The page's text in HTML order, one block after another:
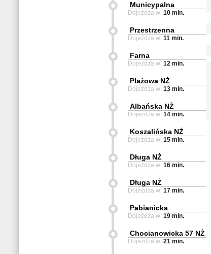
Municypalna
Dojeżdża w: 10 min.
Przestrzenna
Dojeżdża w: 11 min.
Farna
Dojeżdża w: 12 min.
Plażowa NŻ
Dojeżdża w: 13 min.
Albańska NŻ
Dojeżdża w: 14 min.
Koszalińska NŻ
Dojeżdża w: 15 min.
Długa NŻ
Dojeżdża w: 16 min.
Długa NŻ
Dojeżdża w: 17 min.
Pabianicka
Dojeżdża w: 19 min.
Chocianowicka 57 NŻ
Dojeżdża w: 21 min.